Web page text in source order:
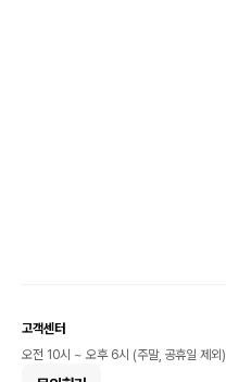
고객센터
오전 10시 ~ 오후 6시 (주말, 공휴일 제외)